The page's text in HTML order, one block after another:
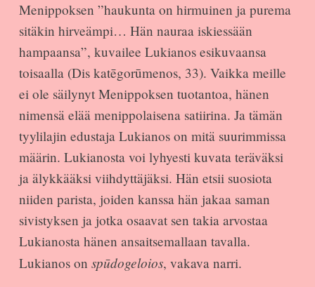
Menippoksen ”haukunta on hirmuinen ja purema
sitäkin hirveämpi… Hän nauraa iskiessään
hampaansa”, kuvailee Lukianos esikuvaansa
toisaalla (Dis katēgorūmenos, 33). Vaikka meille
ei ole säilynyt Menippoksen tuotantoa, hänen
nimensä elää menippolaisena satiirina. Ja tämän
tyylilajin edustaja Lukianos on mitä suurimmissa
määrin. Lukianosta voi lyhyesti kuvata teräväksi
ja älykkääksi viihdyttäjäksi. Hän etsii suosiota
niiden parista, joiden kanssa hän jakaa saman
sivistyksen ja jotka osaavat sen takia arvostaa
Lukianosta hänen ansaitsemallaan tavalla.
Lukianos on spūdogeloios, vakava narri.